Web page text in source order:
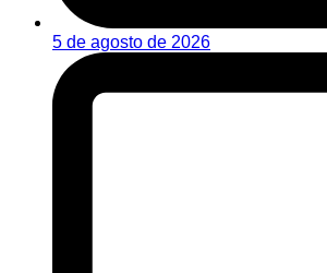
5 de agosto de 2026